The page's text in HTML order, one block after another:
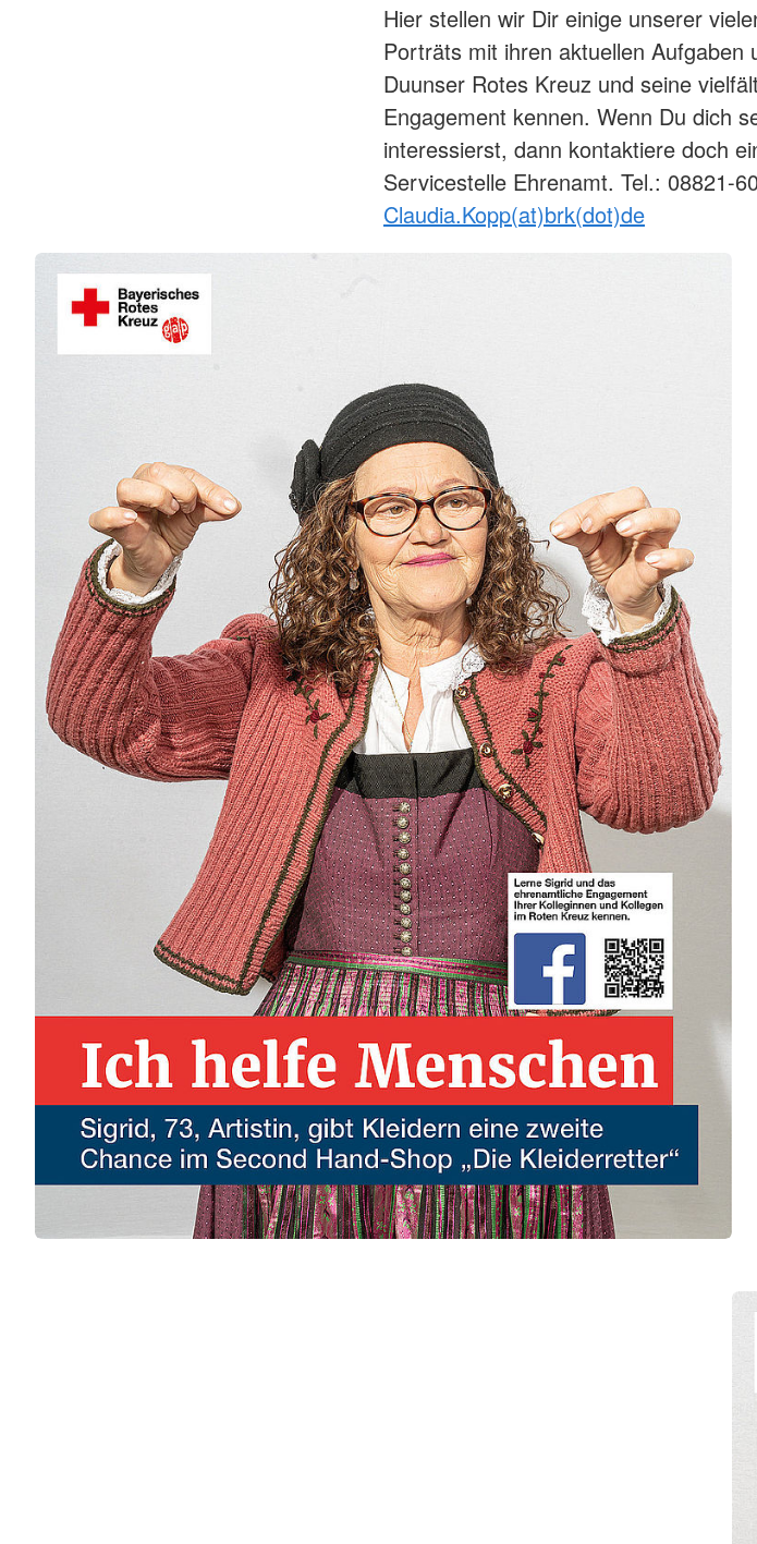
Hier stellen wir Dir einige unserer
Porträts mit ihren aktuellen Aufgaben
Duunser Rotes Kreuz und seine
Engagement kennen. Wenn Du dich
interessierst, dann kontaktiere doch
Servicestelle Ehrenamt. Tel.: 08821-
Claudia.Kopp(at)brk(dot)de